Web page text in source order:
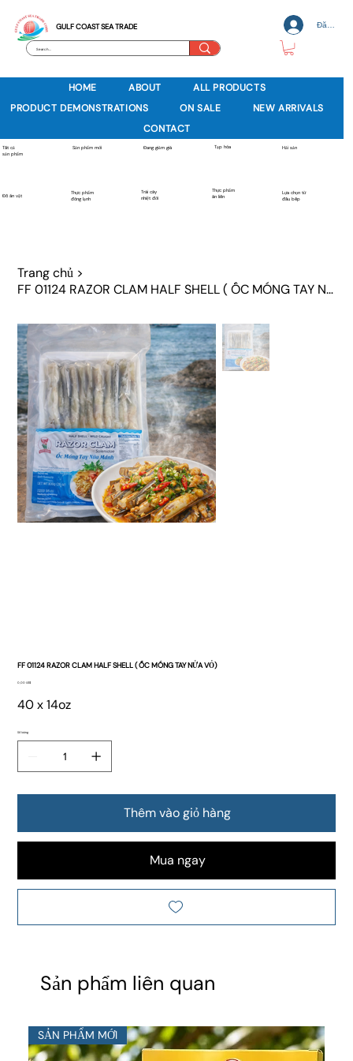
GULF COAST SEA TRADE Đăng
HOME ABOUT
ALL PRODUCTS
PRODUCT DEMONSTRATIONS
ON SALE
NEW ARRIVALS
CONTACT
Tất cả
sản phẩm
Sản phẩm mới Đang giảm giá Tạp hóa Hải sản
Đồ ăn vặt
Thực phẩm
đông lạnh
Trái cây
nhiệt đới
Thực phẩm
ăn liền
Lựa chọn từ
đầu bếp
Trang chủ >
FF 01124 RAZOR CLAM HALF SHELL ( ỐC MÓNG TAY NỬA VỎ)
FF 01124 RAZOR CLAM HALF SHELL ( ỐC MÓNG TAY NỬA VỎ)
Giá
0,00 US$
40 x 14oz
Số lượng
Thêm vào giỏ hàng
Mua ngay
Sản phẩm liên quan
SẢN PHẨM MỚI